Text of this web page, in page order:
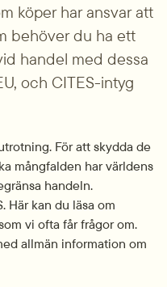
köper har ansvar att
behöver du ha ett
handel med dessa
och CITES-intyg
För att skydda de
mångfalden har världens
handeln.
Här kan du läsa om
vi ofta får frågor om.
allmän information om